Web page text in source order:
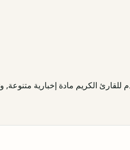
للقارئ الكريم مادة إخبارية